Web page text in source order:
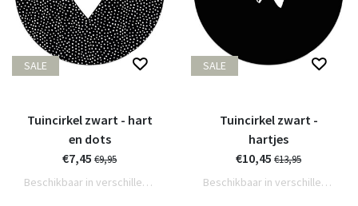
SALE
Tuincirkel zwart - hart
en dots
€7,45 €9,95
Beschikbaar in verschillende varianten
SALE
Tuincirkel zwart -
hartjes
€10,45 €13,95
Beschikbaar in verschillende varianten